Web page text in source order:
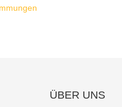
ÜBER UNS